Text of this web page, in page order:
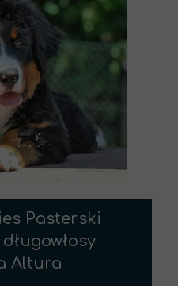
Pasterski
Altura